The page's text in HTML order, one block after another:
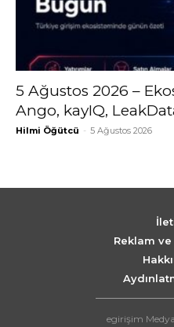
5 Ağustos 2026 –
Ango, kayIQ,
Hilmi Öğütcü - 5 Ağustos 2026
Reklam
egirişim